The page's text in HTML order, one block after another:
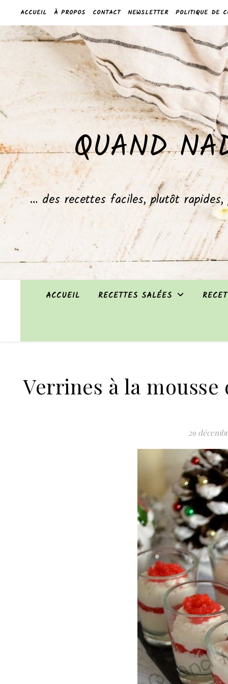
ACCUEIL À PROPOS CONTACT NEWSLETTER POLITIQUE DE
QUAND
… des recettes faciles, plutôt
ACCUEIL RECETTES SALÉES
Verrines à la
29